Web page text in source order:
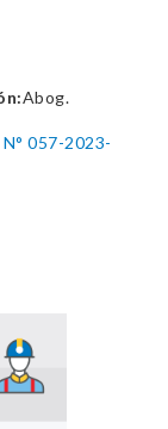
Abog.
057-2023-